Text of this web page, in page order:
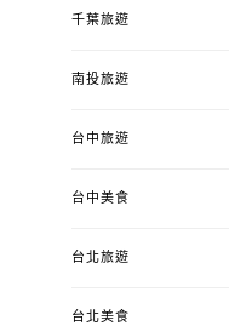
4y3m ：視力檢
錯、認識華
千葉旅遊
南投旅遊
台中旅遊
台中美食
台北旅遊
台北美食